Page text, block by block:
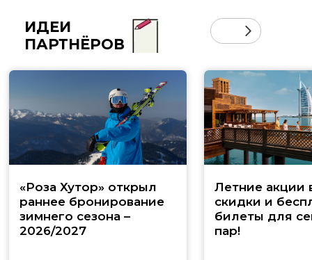
ИДЕИ
ПАРТНЁРОВ
«Роза Хутор» открыл
раннее бронирование
зимнего сезона –
2026/2027
Летние акции
скидки и
билеты для
пар!